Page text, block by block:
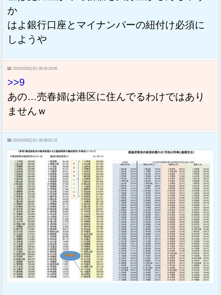
か
はよ銀行口座とマイナンバーの紐付け必須に
しようや
12: 2024/10/02(水) 08:35:29.85
>>9
あの…売春婦は港区に住んでるわけではあり
ませんｗ
15: 2024/10/02(水) 08:38:52.31